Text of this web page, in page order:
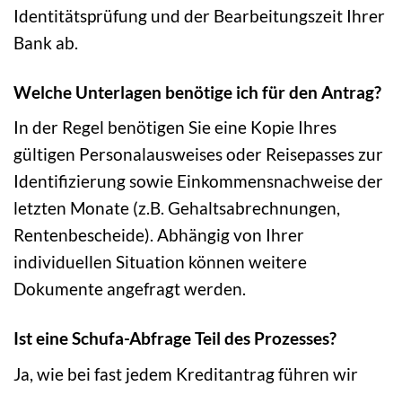
Identitätsprüfung und der Bearbeitungszeit Ihrer
Bank ab.
Welche Unterlagen benötige ich für den Antrag?
In der Regel benötigen Sie eine Kopie Ihres
gültigen Personalausweises oder Reisepasses zur
Identifizierung sowie Einkommensnachweise der
letzten Monate (z.B. Gehaltsabrechnungen,
Rentenbescheide). Abhängig von Ihrer
individuellen Situation können weitere
Dokumente angefragt werden.
Ist eine Schufa-Abfrage Teil des Prozesses?
Ja, wie bei fast jedem Kreditantrag führen wir